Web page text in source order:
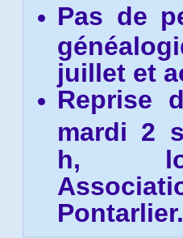
Pas de
juillet et
Reprise
mardi 2
h,
Pontarlier.